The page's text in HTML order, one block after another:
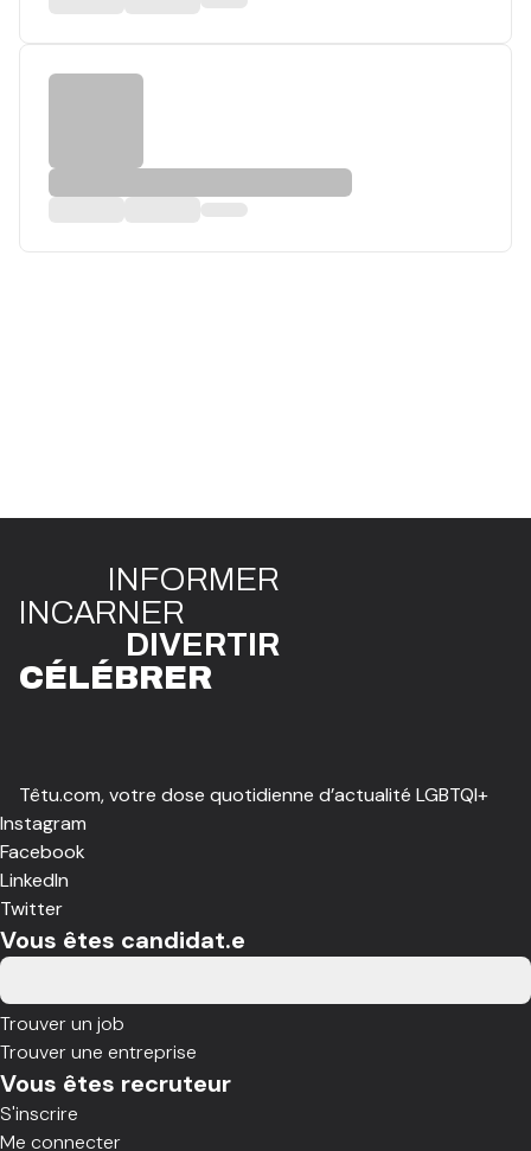
INFORMER
INCARNER
DIVERTIR
CÉLÉBRER
Têtu.com, votre dose quotidienne d’actualité LGBTQI+
Instagram
Facebook
LinkedIn
Twitter
Vous êtes candidat.e
Trouver un job
Trouver une entreprise
Vous êtes recruteur
S'inscrire
Me connecter